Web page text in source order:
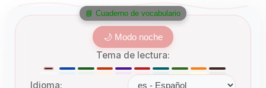
🌙 Modo noche
Tema de lectura:
Idioma:
📘 Cuaderno de vocabulario